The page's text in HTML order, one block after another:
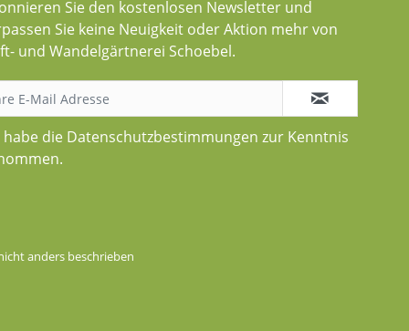
Sie den kostenlosen Newsletter und
Sie keine Neuigkeit oder Aktion mehr von
und Wandelgärtnerei Schoebel.
habe die Datenschutzbestimmungen zur Kenntnis
anders beschrieben